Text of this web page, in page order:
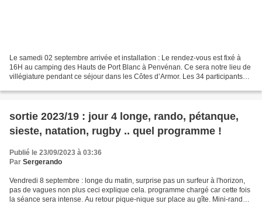
Le samedi 02 septembre arrivée et installation : Le rendez-vous est fixé à
16H au camping des Hauts de Port Blanc à Penvénan. Ce sera notre lieu de
villégiature pendant ce séjour dans les Côtes d’Armor. Les 34 participants
sortie 2023/19 : jour 4 longe, rando, pétanque,
sieste, natation, rugby .. quel programme !
Publié le 23/09/2023 à 03:36
Par Sergerando
Vendredi 8 septembre : longe du matin, surprise pas un surfeur à l'horizon,
pas de vagues non plus ceci explique cela. programme chargé car cette fois
la séance sera intense. Au retour pique-nique sur place au gîte. Mini-rando